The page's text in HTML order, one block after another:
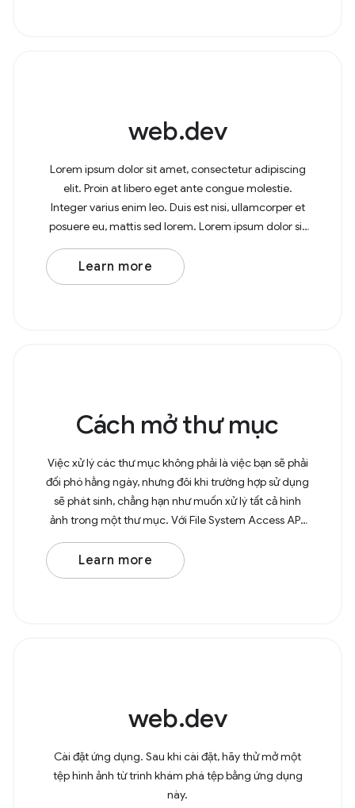
web.dev
Lorem ipsum dolor sit amet, consectetur adipiscing
elit. Proin at libero eget ante congue molestie.
Integer varius enim leo. Duis est nisi, ullamcorper et
posuere eu, mattis sed lorem. Lorem ipsum dolor sit
amet, consectetur adipiscing elit. In at
Learn more
Cách mở thư mục
Việc xử lý các thư mục không phải là việc bạn sẽ phải
đối phó hằng ngày, nhưng đôi khi trường hợp sử dụng
sẽ phát sinh, chẳng hạn như muốn xử lý tất cả hình
ảnh trong một thư mục. Với File System Access API,
giờ đây, người dùng có thể mở các thư mục
Learn more
web.dev
Cài đặt ứng dụng. Sau khi cài đặt, hãy thử mở một
tệp hình ảnh từ trình khám phá tệp bằng ứng dụng
này.